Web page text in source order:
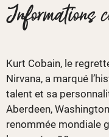
Informations
Kurt Cobain, le
Nirvana, a marqué
talent et sa
Aberdeen,
renommée mondiale